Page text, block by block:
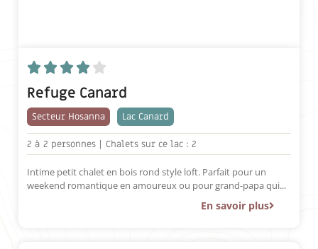
    
Refuge Canard
Secteur Hosanna Lac Canard
2 à 2 personnes | Chalets sur ce lac : 2
Intime petit chalet en bois rond style loft. Parfait pour un
weekend romantique en amoureux ou pour grand-papa qui...
En savoir plus